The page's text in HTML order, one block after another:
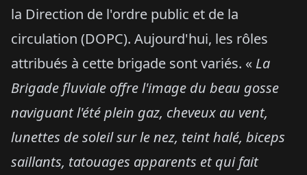
la Direction de l'ordre public et de la
circulation (DOPC). Aujourd'hui, les rôles
attribués à cette brigade sont variés. « La
Brigade fluviale offre l'image du beau gosse
naviguant l'été plein gaz, cheveux au vent,
lunettes de soleil sur le nez, teint halé, biceps
saillants, tatouages apparents et qui fait